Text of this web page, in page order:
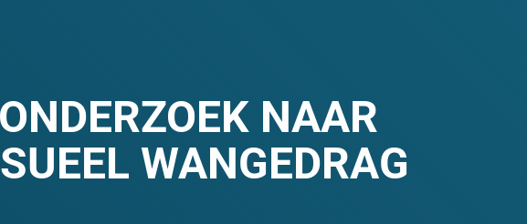
NAAR
WANGEDRAG